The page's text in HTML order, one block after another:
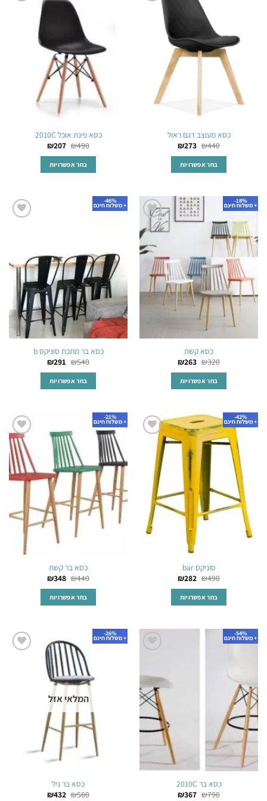
לבחור
את
האפשרויות
את
האפשרויות
בעמוד
המוצר
הוסף
לרשימת
המשאלות
כסא מעוצב דגם ראול
₪440
₪273
בחר אפשרויות
יש
מספר
את
האפשרויות
בעמוד
המוצר
המשאלות
כסא פינת אוכל 2010C
₪490
₪207
בחר אפשרויות
לבחור
את
האפשרויות
בעמוד
המוצר
18%-
+ משלוח חינם
הוסף
לרשימת
כסא קשת
₪320
₪263
בחר אפשרויות
יש
מספר
סוגים.
ניתן
לבחור
את
האפשרויות
בעמוד
המוצר
46%-
+ משלוח חינם
כסא בר מתכת סוניקס b
₪540
₪291
בחר אפשרויות
מספר
סוגים.
ניתן
לבחור
האפשרויות
בעמוד
המוצר
42%-
+ משלוח חינם
הוסף
לרשימת
המשאלות
סוניקס bar
₪490
₪282
בחר אפשרויות
21%-
+ משלוח חינם
הוסף
לרשימת
המשאלות
כסא בר קשת
₪440
₪348
בחר אפשרויות
מספר
סוגים.
ניתן
לבחור
את
האפשרויות
בעמוד
המוצר
54%-
+ משלוח חינם
המשאלות
כסא בר 2010C
₪790
₪367
26%-
+ משלוח חינם
המלאי אזל
כסא בר ניל
₪580
₪432